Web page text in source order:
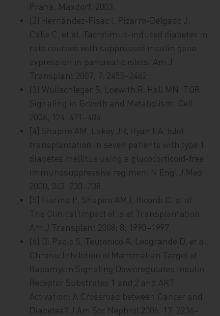
Praha, Maxdorf, 2003.
[2] Hernández-Fisac I, Pizarro-Delgado J,
Calle C, et al. Tacrolimus-induced diabetes in
rats courses with suppressed insulin gene
expression in pancreatic islets. Am J
Transplant 2007; 7: 2455–2462.
[3] Wullschleger S, Loewith R, Hall MN. TOR
Signaling in Growth and Metabolism. Cell
2006; 124: 471–484.
[4] Shapiro AM, Lakey JR, Ryan EA. Islet
transplantation in seven patients with type 1
diabetes mellitus using a glucocorticoid-free
immunosuppressive regimen. N Engl J Med
2000; 343: 230–238.
[5] Fiorina P, Shapiro AMJ, Ricordi C, et al.
The Clinical Impact of Islet Transplantation.
Am J Transplant 2008; 8: 1990–1997.
[6] Di Paolo S, Teutonico A, Leogrande D, et al.
Chronic Inhibition of Mammalian Target of
Rapamycin Signaling Downregulates Insulin
Receptor Substrates 1 and 2 and AKT
Activation: A Crossroad between Cancer and
Diabetes? J Am Soc Nephrol 2006; 17: 2236–